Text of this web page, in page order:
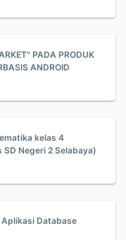
PADA PRODUK
ANDROID
kelas 4
Negeri 2 Selabaya)
Database